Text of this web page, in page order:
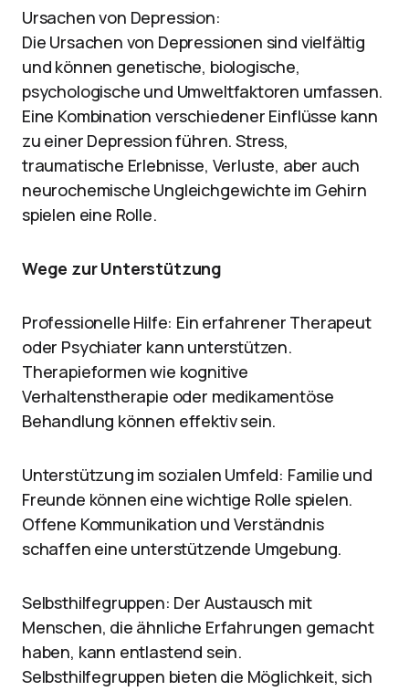
Ursachen von Depression:
Die Ursachen von Depressionen sind vielfältig
und können genetische, biologische,
psychologische und Umweltfaktoren umfassen.
Eine Kombination verschiedener Einflüsse kann
zu einer Depression führen. Stress,
traumatische Erlebnisse, Verluste, aber auch
neurochemische Ungleichgewichte im Gehirn
spielen eine Rolle.
Wege zur Unterstützung
Professionelle Hilfe: Ein erfahrener Therapeut
oder Psychiater kann unterstützen.
Therapieformen wie kognitive
Verhaltenstherapie oder medikamentöse
Behandlung können effektiv sein.
Unterstützung im sozialen Umfeld: Familie und
Freunde können eine wichtige Rolle spielen.
Offene Kommunikation und Verständnis
schaffen eine unterstützende Umgebung.
Selbsthilfegruppen: Der Austausch mit
Menschen, die ähnliche Erfahrungen gemacht
haben, kann entlastend sein.
Selbsthilfegruppen bieten die Möglichkeit, sich